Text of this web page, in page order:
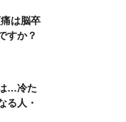
は脳卒
すか？
…冷た
る人・